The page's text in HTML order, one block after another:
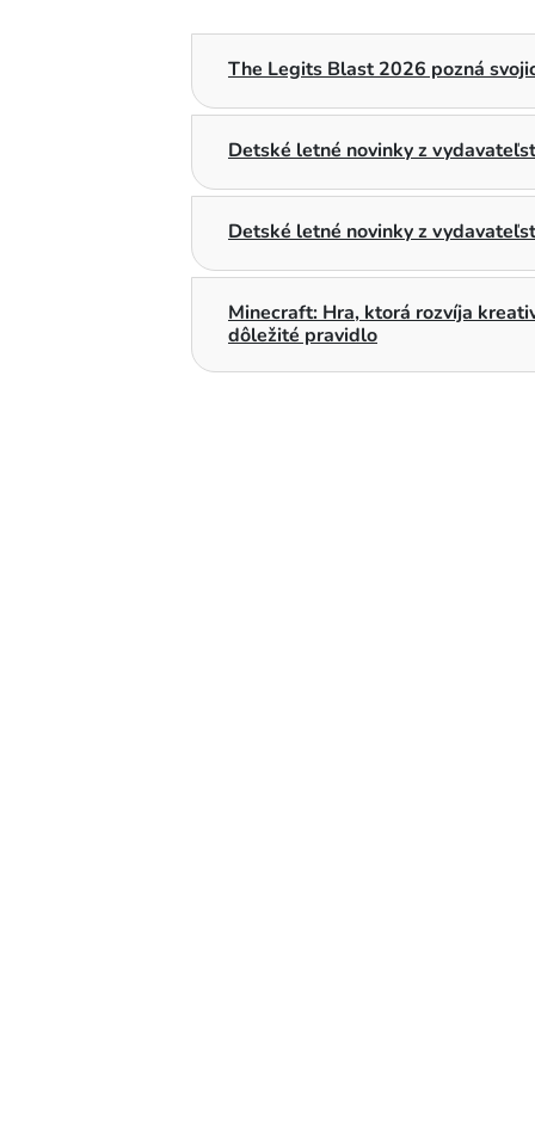
The Legits Blast 2026 pozná
Detské letné novinky z
Detské letné novinky z
Minecraft: Hra, ktorá rozvíja
dôležité pravidlo